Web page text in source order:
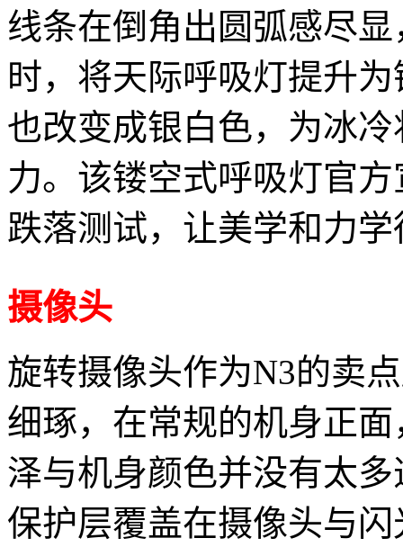
线条在倒角出圆弧感尽
时，将天际呼吸灯提升
也改变成银白色，为冰
力。该镂空式呼吸灯官
跌落测试，让美学和力
摄像头
旋转摄像头作为N3的卖
细琢，在常规的机身正
泽与机身颜色并没有太
保护层覆盖在摄像头与